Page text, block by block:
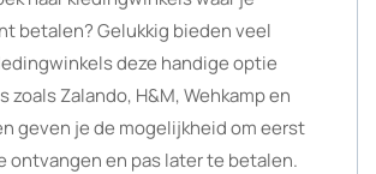
betalen? Gelukkig bieden veel
deze handige optie
zoals Zalando, H&M, Wehkamp en
geven je de mogelijkheid om eerst
ontvangen en pas later te betalen.